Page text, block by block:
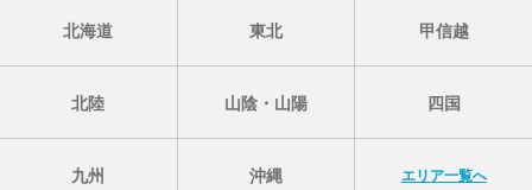
北海道 東北 甲信越
北陸 山陰・山陽 四国
九州 沖縄 エリア一覧へ